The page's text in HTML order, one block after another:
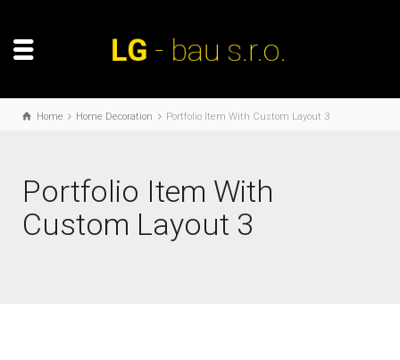
Home Home Decoration Portfolio Item With Custom Layout 3
Portfolio Item With
Custom Layout 3